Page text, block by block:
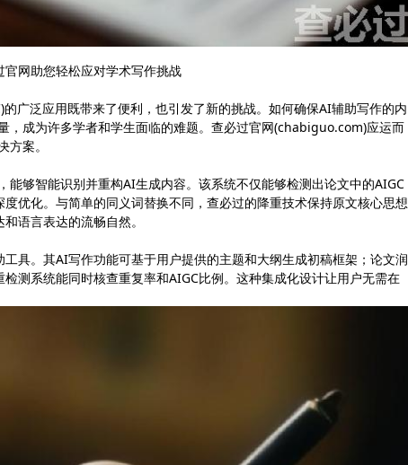
官网助您轻松应对学术写作挑战
广泛应用既带来了便利，也引发了新的挑战。如何确保AI辅助写作的内
，成为许多学者和学生面临的难题。查必过官网(chabiguo.com)应运而
案。
够智能识别并重构AI生成内容。该系统不仅能够检测出论文中的AIGC
优化。与简单的同义词替换不同，查必过的降重技术保持原文核心思想
语言表达的流畅自然。
具。其AI写作功能可基于用户提供的主题和大纲生成初稿框架；论文润
测系统能同时核查重复率和AIGC比例。这种集成化设计让用户无需在